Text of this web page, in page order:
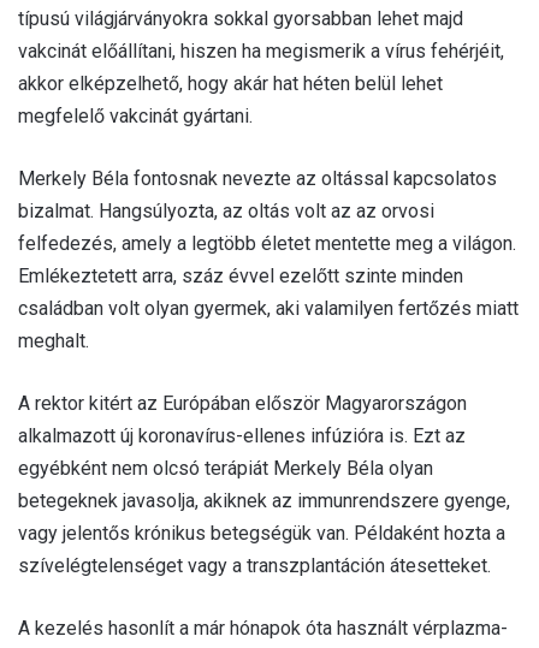
típusú világjárványokra sokkal gyorsabban lehet majd
vakcinát előállítani, hiszen ha megismerik a vírus fehérjéit,
akkor elképzelhető, hogy akár hat héten belül lehet
megfelelő vakcinát gyártani.
Merkely Béla fontosnak nevezte az oltással kapcsolatos
bizalmat. Hangsúlyozta, az oltás volt az az orvosi
felfedezés, amely a legtöbb életet mentette meg a világon.
Emlékeztetett arra, száz évvel ezelőtt szinte minden
családban volt olyan gyermek, aki valamilyen fertőzés miatt
meghalt.
A rektor kitért az Európában először Magyarországon
alkalmazott új koronavírus-ellenes infúzióra is. Ezt az
egyébként nem olcsó terápiát Merkely Béla olyan
betegeknek javasolja, akiknek az immunrendszere gyenge,
vagy jelentős krónikus betegségük van. Példaként hozta a
szívelégtelenséget vagy a transzplantáción átesetteket.
A kezelés hasonlít a már hónapok óta használt vérplazma-